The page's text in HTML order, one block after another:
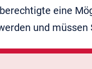
eine
und müssen